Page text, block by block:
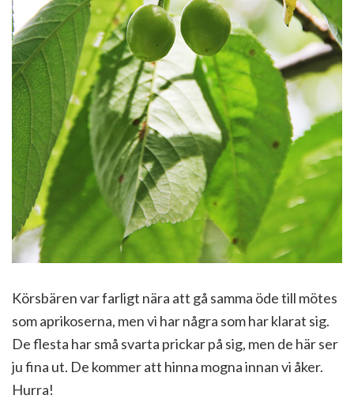
Körsbären var farligt nära att gå samma öde till mötes
som aprikoserna, men vi har några som har klarat sig.
De flesta har små svarta prickar på sig, men de här ser
ju fina ut. De kommer att hinna mogna innan vi åker.
Hurra!